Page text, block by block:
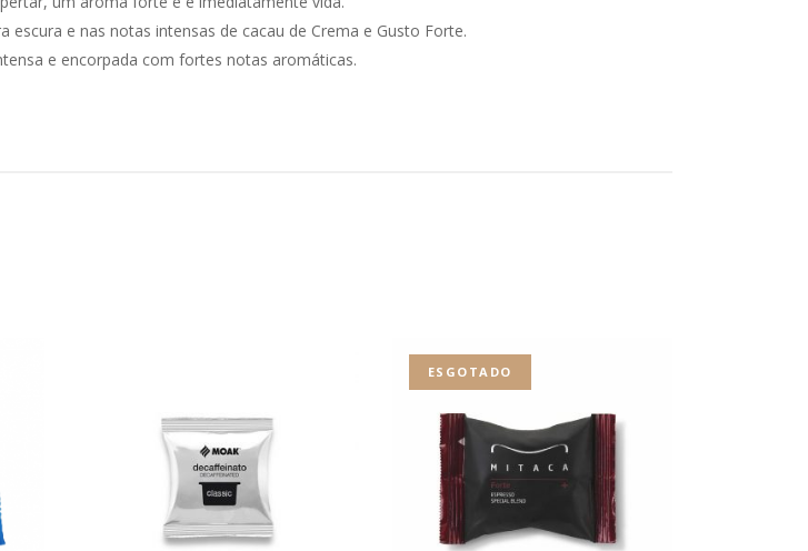
e nas notas intensas de cacau de Crema e Gusto Forte.
e encorpada com fortes notas aromáticas.
ESGOTADO